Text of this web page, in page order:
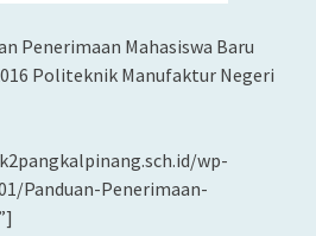
Penerimaan Mahasiswa Baru
Politeknik Manufaktur Negeri
wp-
Panduan-Penerimaan-